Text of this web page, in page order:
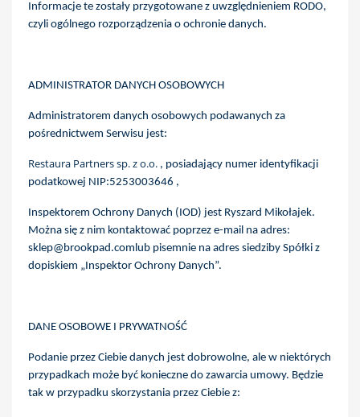
Informacje te zostały przygotowane z uwzględnieniem RODO,
czyli ogólnego rozporządzenia o ochronie danych.
ADMINISTRATOR DANYCH OSOBOWYCH
Administratorem danych osobowych podawanych za
pośrednictwem Serwisu jest:
Restaura Partners sp. z o.o. , posiadający numer identyfikacji
podatkowej NIP:5253003646 ,
Inspektorem Ochrony Danych (IOD) jest Ryszard Mikołajek.
Można się z nim kontaktować poprzez e-mail na adres:
sklep@brookpad.comlub pisemnie na adres siedziby Spółki z
dopiskiem „Inspektor Ochrony Danych”.
DANE OSOBOWE I PRYWATNOŚĆ
Podanie przez Ciebie danych jest dobrowolne, ale w niektórych
przypadkach może być konieczne do zawarcia umowy. Będzie
tak w przypadku skorzystania przez Ciebie z: